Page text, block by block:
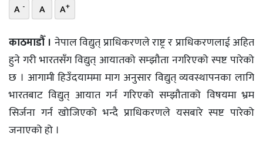
ऊर्जा
विशेष
A - A A+
काठमाडौँ । नेपाल विद्युत् प्राधिकरणले राष्ट्र र प्राधिकरणलाई अहित
हुने गरी भारतसँग विद्युत् आयातको सम्झौता नगरिएको स्पष्ट पारेको
छ । आगामी हिउँदयाममा माग अनुसार विद्युत् व्यवस्थापनका लागि
भारतबाट विद्युत् आयात गर्न गरिएको सम्झौताको विषयमा भ्रम
सिर्जना गर्न खोजिएको भन्दै प्राधिकरणले यसबारे स्पष्ट पारेको
जनाएको हो ।